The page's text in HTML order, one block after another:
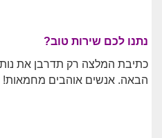
נתנו לכם שירות טוב?
כתיבת המלצה רק תדרבן את
הבאה. אנשים אוהבים מחמאות!